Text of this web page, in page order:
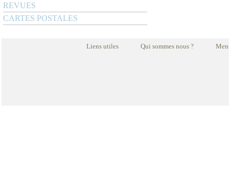
REVUES
CARTES POSTALES
Liens utiles Qui sommes nous ?